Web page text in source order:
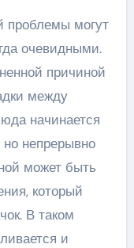
проблемы могут
очевидными.
причиной
между
начинается
но непрерывно
может быть
который
В таком
и